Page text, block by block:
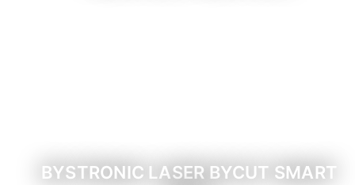
BYSTRONIC LASER BYCUT SMART